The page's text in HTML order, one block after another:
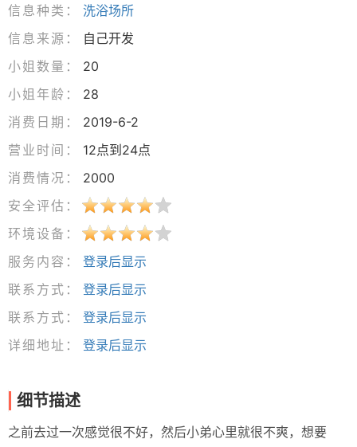
信息种类：
洗浴场所
信息来源：
自己开发
小姐数量：
20
小姐年龄：
28
消费日期：
2019-6-2
营业时间：
12点到24点
消费情况：
2000
安全评估：
环境设备：
服务内容：
登录后显示
联系方式：
登录后显示
联系方式：
登录后显示
详细地址：
登录后显示
细节描述
之前去过一次感觉很不好，然后小弟心里就很不爽，想要